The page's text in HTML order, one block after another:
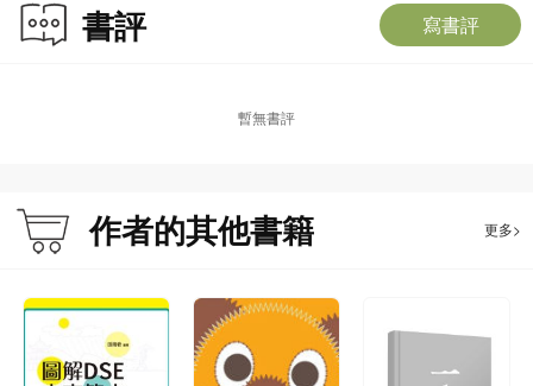
書評 寫書評
暫無書評
作者的其他書籍 更多>